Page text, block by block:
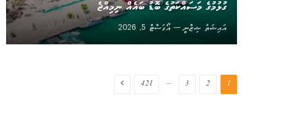
ގުޅުމުގެ މަސައްކަތުގެ ބޮޑު ބައެއް ނިމިއްޖެ
އައިޝަތު ޝިޒްނީ
އޯގަސްޓް 5, 2026
1
2
3
…
421
Next